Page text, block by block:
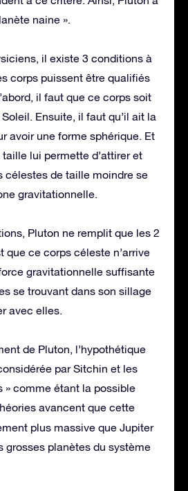
naine ».
il existe 3 conditions à
corps puissent être qualifiés
il faut que ce corps soit
Ensuite, il faut qu’il ait la
avoir une forme sphérique. Et
lui permette d’attirer et
célestes de taille moindre se
gravitationnelle.
Pluton ne remplit que les 2
que ce corps céleste n’arrive
gravitationnelle suffisante
se trouvant dans son sillage
avec elles.
de Pluton, l’hypothétique
par Sitchin et les
» comme étant la possible
avancent que cette
plus massive que Jupiter
grosses planètes du système